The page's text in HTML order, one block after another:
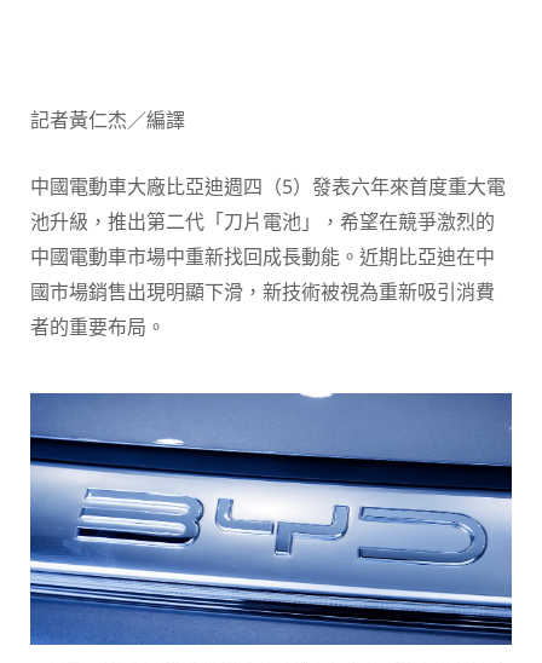
記者黃仁杰／編譯
中國電動車大廠比亞迪週四（5）發表六年來首度重大電
池升級，推出第二代「刀片電池」，希望在競爭激烈的
中國電動車市場中重新找回成長動能。近期比亞迪在中
國市場銷售出現明顯下滑，新技術被視為重新吸引消費
者的重要布局。